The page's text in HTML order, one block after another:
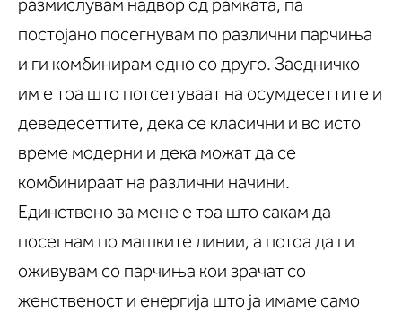
постојано посегнувам по различни парчиња
и ги комбинирам едно со друго. Заедничко
им е тоа што потсетуваат на осумдесеттите и
деведесеттите, дека се класични и во исто
време модерни и дека можат да се
комбинираат на различни начини.
Единствено за мене е тоа што сакам да
посегнам по машките линии, а потоа да ги
оживувам со парчиња кои зрачат со
женственост и енергија што ја имаме само